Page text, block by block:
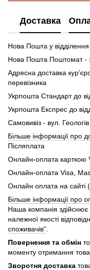
Доставка
Нова Пошта у
Нова Пошта Поштомат -
Адресна доставка
перевізника
Укрпошта Стандарт до
Укрпошта Експрес до
Самовивіз - вул.
Більше інформації про
Післяплата
Онлайн-оплата карткою
Онлайн-оплата Visa,
Онлайн оплата на сайті
Більше інформації про
Наша компанія здійснює
належної якості
споживачів"
Повернення та обмін
моменту отримання
Зворотня доставка